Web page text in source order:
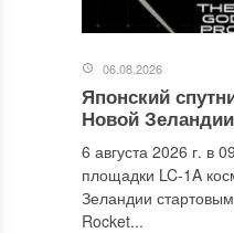
06.08.2026
Японский
Новой Зеландии
6 августа 2026 г. в
площадки LC-1A
Зеландии
Rocket...